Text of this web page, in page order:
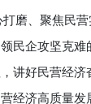
、聚焦民营
民企攻坚克
讲好民营经
经济高质量发